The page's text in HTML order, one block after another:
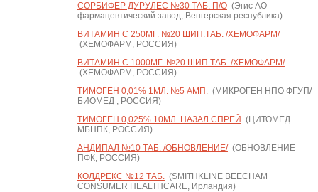
СОРБИФЕР ДУРУЛЕС №30 ТАБ. П/О(Эгис АО
фармацевтический завод, Венгерская республика)
ВИТАМИН С 250МГ. №20 ШИП.ТАБ. /ХЕМОФАРМ/
(ХЕМОФАРМ, РОССИЯ)
ВИТАМИН С 1000МГ. №20 ШИП.ТАБ. /ХЕМОФАРМ/
(ХЕМОФАРМ, РОССИЯ)
ТИМОГЕН 0,01% 1МЛ. №5 АМП.(МИКРОГЕН НПО ФГУП/
БИОМЕД , РОССИЯ)
ТИМОГЕН 0,025% 10МЛ. НАЗАЛ.СПРЕЙ (ЦИТОМЕД
МБНПК, РОССИЯ)
АНДИПАЛ №10 ТАБ. /ОБНОВЛЕНИЕ/(ОБНОВЛЕНИЕ
ПФК, РОССИЯ)
КОЛДРЕКС №12 ТАБ.(SMITHKLINE BEECHAM
CONSUMER HEALTHCARE, Ирландия)